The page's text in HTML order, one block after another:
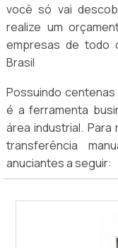
você só vai
realize um
empresas de todo
Brasil
Possuindo
é a ferramenta
área industrial.
transferência
anuciantes a seguir: